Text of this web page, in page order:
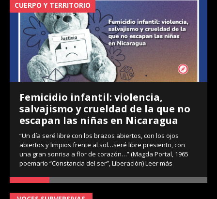
CUERPO Y TERRITORIO
Femicidio infantil: violencia,
salvajismo y crueldad de la que no
escapan las niñas en Nicaragua
“Un día seré libre con los brazos abiertos, con los ojos
abiertos y limpios frente al sol…seré libre presiento, con
una gran sonrisa a flor de corazón…” (Magda Portal, 1965
poemario “Constancia del ser”, Liberación)Leer más